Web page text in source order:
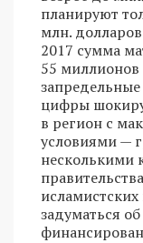
планируют
млн.
2017 сумма
55
цифры
в регион с
условиями —
исламистских
задуматься